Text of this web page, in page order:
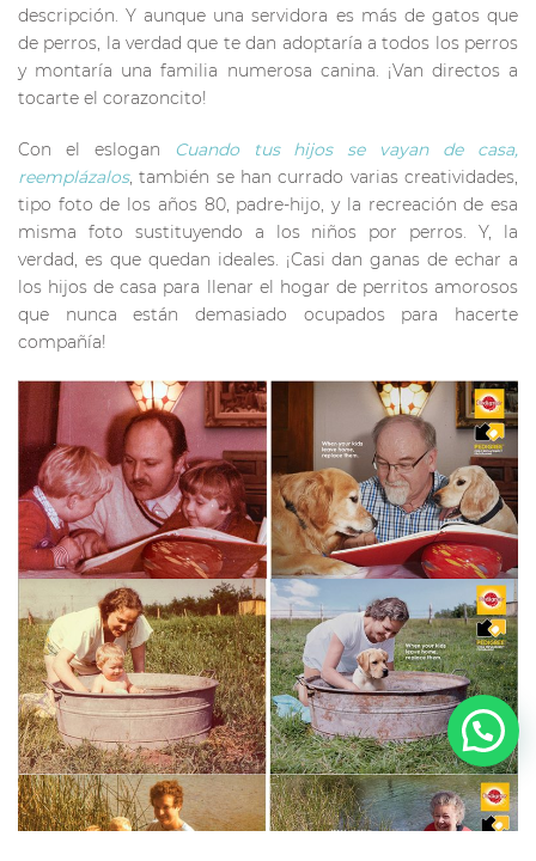
descripción. Y aunque una servidora es más de gatos que
de perros, la verdad que te dan adoptaría a todos los perros
y montaría una familia numerosa canina. ¡Van directos a
tocarte el corazoncito!
Con el eslogan Cuando tus hijos se vayan de casa,
reemplázalos, también se han currado varias creatividades,
tipo foto de los años 80, padre-hijo, y la recreación de esa
misma foto sustituyendo a los niños por perros. Y, la
verdad, es que quedan ideales. ¡Casi dan ganas de echar a
los hijos de casa para llenar el hogar de perritos amorosos
que nunca están demasiado ocupados para hacerte
compañía!